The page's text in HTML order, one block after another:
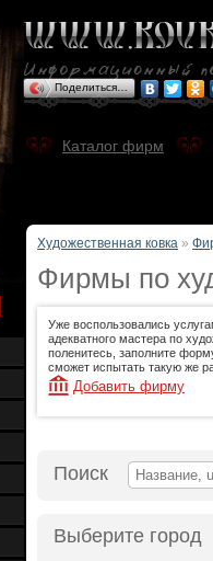
Поделиться…
Каталог фирм
Художественная ковка »
Фирмы по
Уже воспользовались
адекватного мастера по
поленитесь, заполните
сможет испытать такую же
Добавить фирму
Поиск
Выберите город